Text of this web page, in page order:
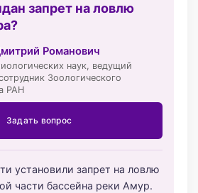
запрет на ловлю
Романович
наук, ведущий
Зоологического
РАН
Задать вопрос
установили запрет на ловлю
части бассейна реки Амур.